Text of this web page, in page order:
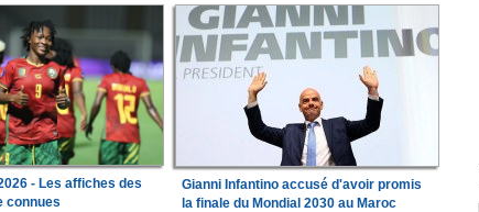
- Les affiches des
connues
Gianni Infantino accusé d'avoir promis
la finale du Mondial 2030 au Maroc